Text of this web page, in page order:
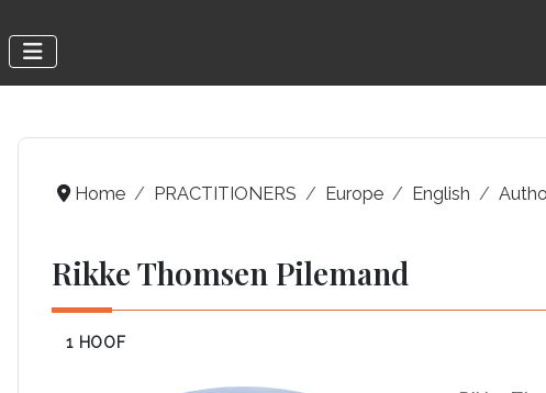
Home PRACTITIONERS Europe English
Rikke Thomsen Pilemand
1 HOOF